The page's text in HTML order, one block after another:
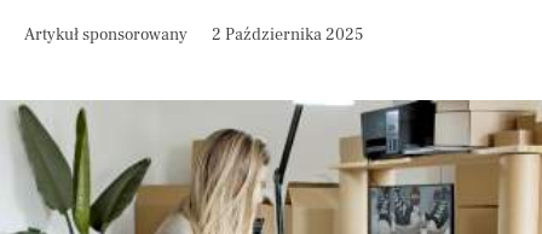
Artykuł sponsorowany 2 Października 2025